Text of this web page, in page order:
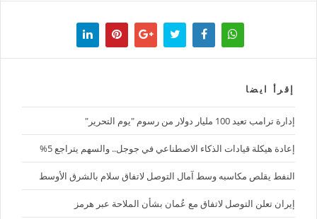
إقرأ ايضا
إدارة ترامب تعيد 100 مليار دولار من رسوم "يوم التحرير"
إعادة هيكلة قيادات الذكاء الاصطناعي في جوجل.. والسهم يتراجع 5%
النفط يقلص مكاسبه وسط آمال التوصل لاتفاق سلام بالشرق الأوسط
إيران تعلن التوصل لاتفاق مع عُمان بشأن الملاحة عبر هرمز